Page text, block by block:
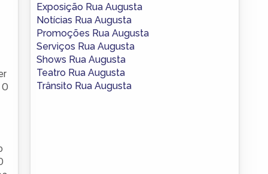
Exposição Rua Augusta
Notícias Rua Augusta
Promoções Rua Augusta
Serviços Rua Augusta
Shows Rua Augusta
Teatro Rua Augusta
Trânsito Rua Augusta